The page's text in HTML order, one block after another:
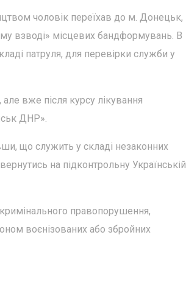
чоловік переїхав до м. Донецьк,
взводі» місцевих бандформувань. В
патруля, для перевірки служби у
вже після курсу лікування
ДНР».
що служить у складі незаконних
на підконтрольну Українській
правопорушення,
воєнізованих або збройних